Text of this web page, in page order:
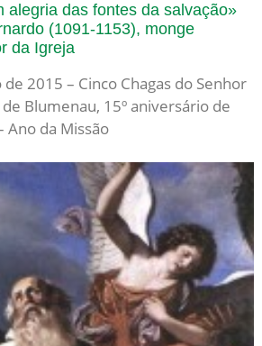
alegria das fontes da salvação»
(1091-1153), monge
da Igreja
2015 – Cinco Chagas do Senhor
Blumenau, 15º aniversário de
Ano da Missão